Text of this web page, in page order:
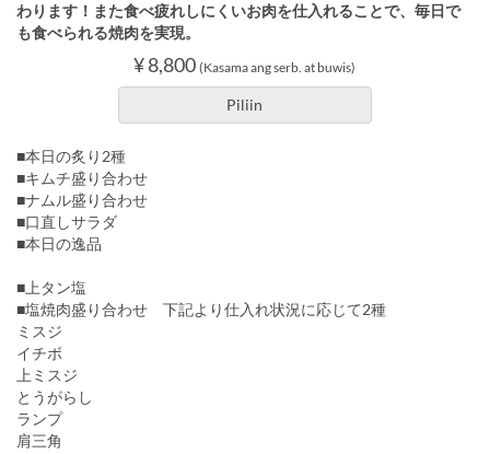
わります！また食べ疲れしにくいお肉を仕入れることで、毎日で
も食べられる焼肉を実現。
¥ 8,800 (Kasama ang serb. at buwis)
Piliin
■本日の炙り2種
■キムチ盛り合わせ
■ナムル盛り合わせ
■口直しサラダ
■本日の逸品
■上タン塩
■塩焼肉盛り合わせ 下記より仕入れ状況に応じて2種
ミスジ
イチボ
上ミスジ
とうがらし
ランプ
肩三角